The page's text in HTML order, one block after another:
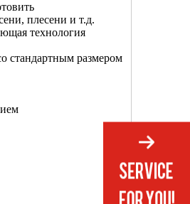
плесени и т.д.
технология
стандартным размером